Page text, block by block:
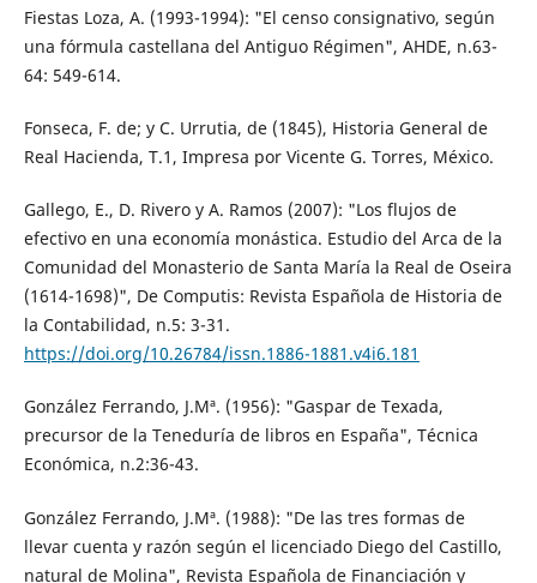
Fiestas Loza, A. (1993-1994): "El censo consignativo, según
una fórmula castellana del Antiguo Régimen", AHDE, n.63-
64: 549-614.
Fonseca, F. de; y C. Urrutia, de (1845), Historia General de
Real Hacienda, T.1, Impresa por Vicente G. Torres, México.
Gallego, E., D. Rivero y A. Ramos (2007): "Los flujos de
efectivo en una economía monástica. Estudio del Arca de la
Comunidad del Monasterio de Santa María la Real de Oseira
(1614-1698)", De Computis: Revista Española de Historia de
la Contabilidad, n.5: 3-31.
https://doi.org/10.26784/issn.1886-1881.v4i6.181
González Ferrando, J.Mª. (1956): "Gaspar de Texada,
precursor de la Teneduría de libros en España", Técnica
Económica, n.2:36-43.
González Ferrando, J.Mª. (1988): "De las tres formas de
llevar cuenta y razón según el licenciado Diego del Castillo,
natural de Molina", Revista Española de Financiación y